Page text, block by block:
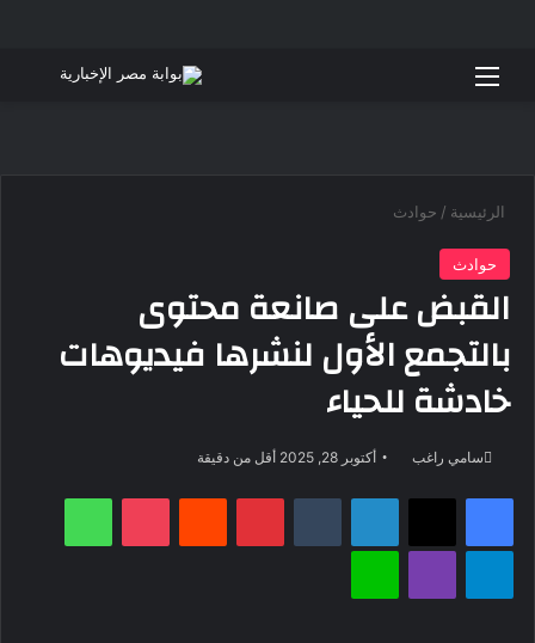
القائمة
الرئيسية / حوادث
حوادث
القبض على صانعة محتوى
بالتجمع الأول لنشرها فيديوهات
خادشة للحياء
سامي راغب
أرسل أكتوبر 28, 2025 أقل من دقيقة
فيسبوك ‫X لينكدإن بينتيريست ‫Pocket واتساب
تيلقرام ڤايبر لاين